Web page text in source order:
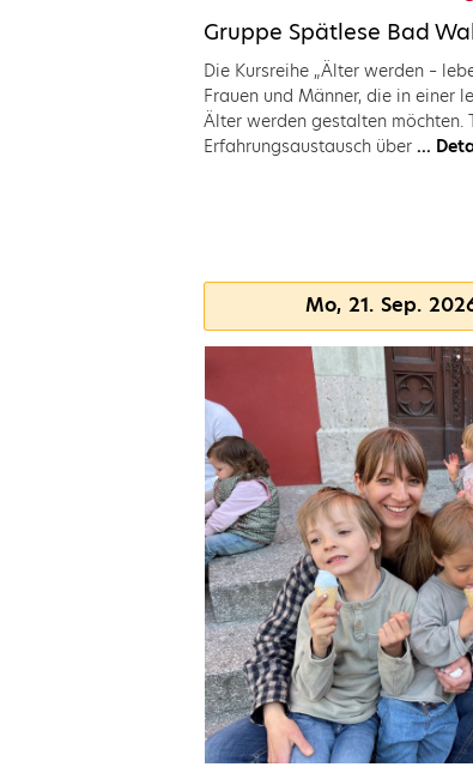
Gruppe Spätlese Bad
Die Kursreihe „Älter werden –
Frauen und Männer, die in einer
Älter werden gestalten möchten.
Erfahrungsaustausch über ...
Mo, 21. Sep.